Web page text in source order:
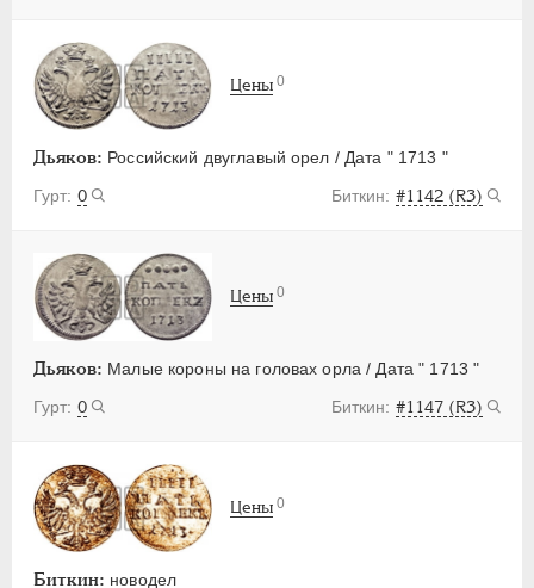
Дьяков: Российский двуглавый орел / Дата " 1713 "
0
#1142 (R3)
Цены 0
Дьяков: Малые короны на головах орла / Дата " 1713 "
0
#1147 (R3)
Цены 0
Биткин: новодел
Цены 0